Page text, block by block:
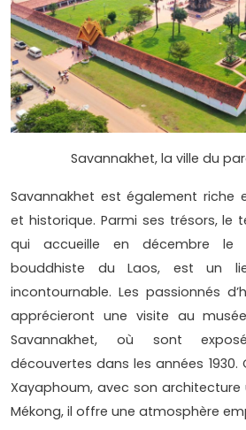
Savannakhet, la ville du
Savannakhet est également riche
et historique. Parmi ses trésors, le
qui accueille en décembre le
bouddhiste du Laos, est un
incontournable. Les passionnés
apprécieront une visite au
Savannakhet, où sont
découvertes dans les années
Xayaphoum, avec son
Mékong, il offre une atmosphère